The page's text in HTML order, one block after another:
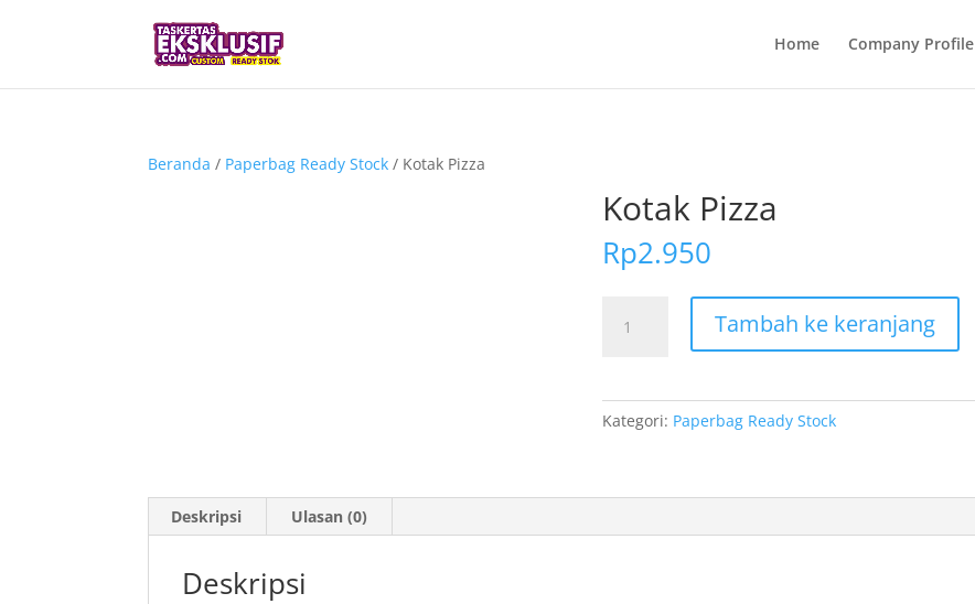
Home Company Profile
Beranda / Paperbag Ready Stock / Kotak Pizza
Kotak Pizza
Rp2.950
Kotak
Tambah ke keranjang
Kategori: Paperbag Ready Stock
Deskripsi Ulasan (0)
Deskripsi